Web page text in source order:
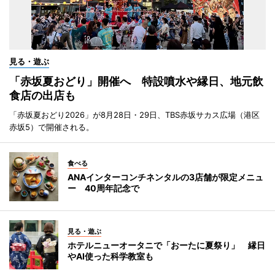
見る・遊ぶ
「赤坂夏おどり」開催へ 特設噴水や縁日、地元飲
食店の出店も
「赤坂夏おどり2026」が8月28日・29日、TBS赤坂サカス広場（港区
赤坂5）で開催される。
食べる
ANAインターコンチネンタルの3店舗が限定メニュ
ー 40周年記念で
見る・遊ぶ
ホテルニューオータニで「おーたに夏祭り」 縁日
やAI使った科学教室も